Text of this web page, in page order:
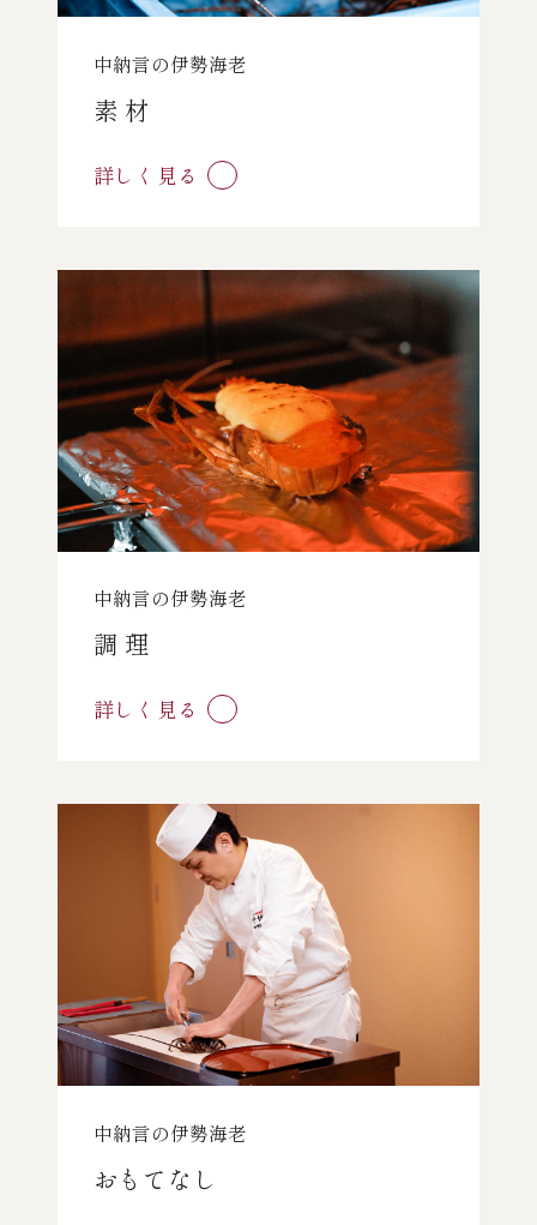
中納言の伊勢海老
素 材
詳しく見る
中納言の伊勢海老
調 理
詳しく見る
中納言の伊勢海老
おもてなし